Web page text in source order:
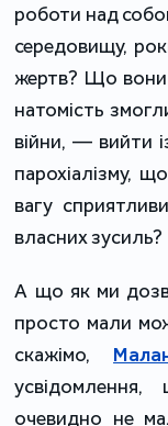
роботи над
середовищу,
жертв? Що вони
натомість
війни, — вийти
парохіалізму,
вагу
власних зусиль?
А що як ми
просто мали
скажімо,
очевидно не